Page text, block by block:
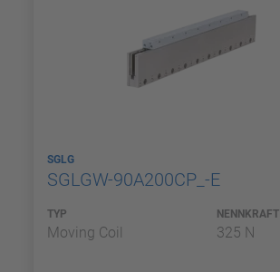
SGLG
SGLGW-90A200CP_-E
TYP
Moving Coil
NENNKRAFT
325 N